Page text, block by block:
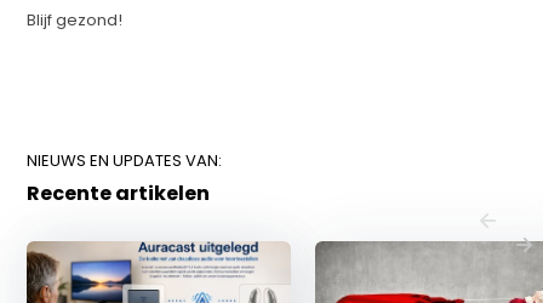
Blijf gezond!
NIEUWS EN UPDATES VAN:
Recente artikelen